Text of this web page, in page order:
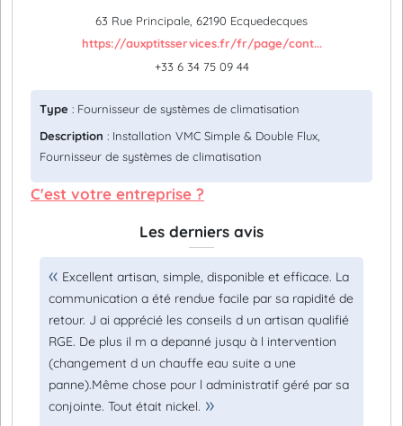
63 Rue Principale, 62190 Ecquedecques
https://auxptitsservices.fr/fr/page/cont...
+33 6 34 75 09 44
Type : Fournisseur de systèmes de climatisation
Description : Installation VMC Simple & Double Flux,
Fournisseur de systèmes de climatisation
C'est votre entreprise ?
Les derniers avis
Excellent artisan, simple, disponible et efficace. La
communication a été rendue facile par sa rapidité de
retour. J ai apprécié les conseils d un artisan qualifié
RGE. De plus il m a depanné jusqu à l intervention
(changement d un chauffe eau suite a une
panne).Même chose pour l administratif géré par sa
conjointe. Tout était nickel.